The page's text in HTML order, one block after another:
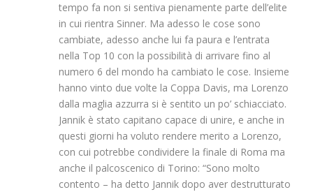
tempo fa non si sentiva pienamente parte dell’elite
in cui rientra Sinner. Ma adesso le cose sono
cambiate, adesso anche lui fa paura e l’entrata
nella Top 10 con la possibilità di arrivare fino al
numero 6 del mondo ha cambiato le cose. Insieme
hanno vinto due volte la Coppa Davis, ma Lorenzo
dalla maglia azzurra si è sentito un po’ schiacciato.
Jannik è stato capitano capace di unire, e anche in
questi giorni ha voluto rendere merito a Lorenzo,
con cui potrebbe condividere la finale di Roma ma
anche il palcoscenico di Torino: “Sono molto
contento – ha detto Jannik dopo aver destrutturato